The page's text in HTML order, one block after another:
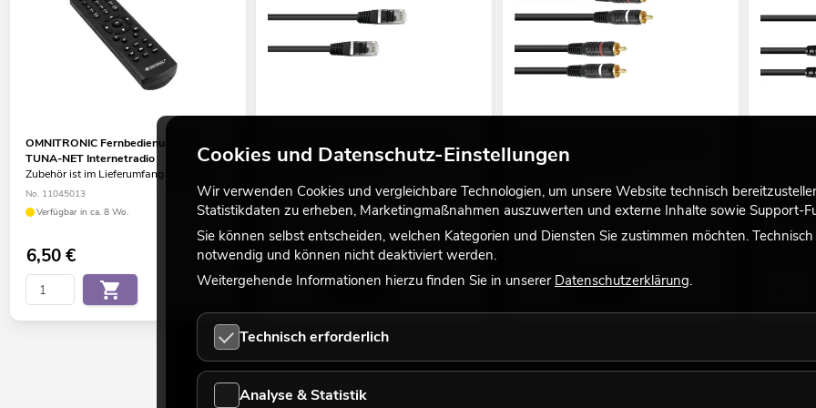
OMNITRONIC Fernbedienung für
TUNA-NET Internetradio
Zubehör ist im Lieferumfang enthalten.
No. 11045013
Verfügbar in ca. 8 Wo.
6,50€
viele Versionen erhältlich
Bestand reicht ca. 12 Wo.
3,90€
viele Versionen erhältlich
Bestand reicht ca. 12 Wo.
No.
Bestand
Cookies und Datenschutz-Einstellungen
Wir verwenden Cookies und vergleichbare Technologien, um unsere Website technisch
Statistikdaten zu erheben, Marketingmaßnahmen auszuwerten und externe Inhalte sowie Support-
Sie können selbst entscheiden, welchen Kategorien und Diensten Sie zustimmen möchten.
notwendig und können nicht deaktiviert werden.
Weitergehende Informationen hierzu finden Sie in unserer Datenschutzerklärung.
Technisch erforderlich
Analyse & Statistik